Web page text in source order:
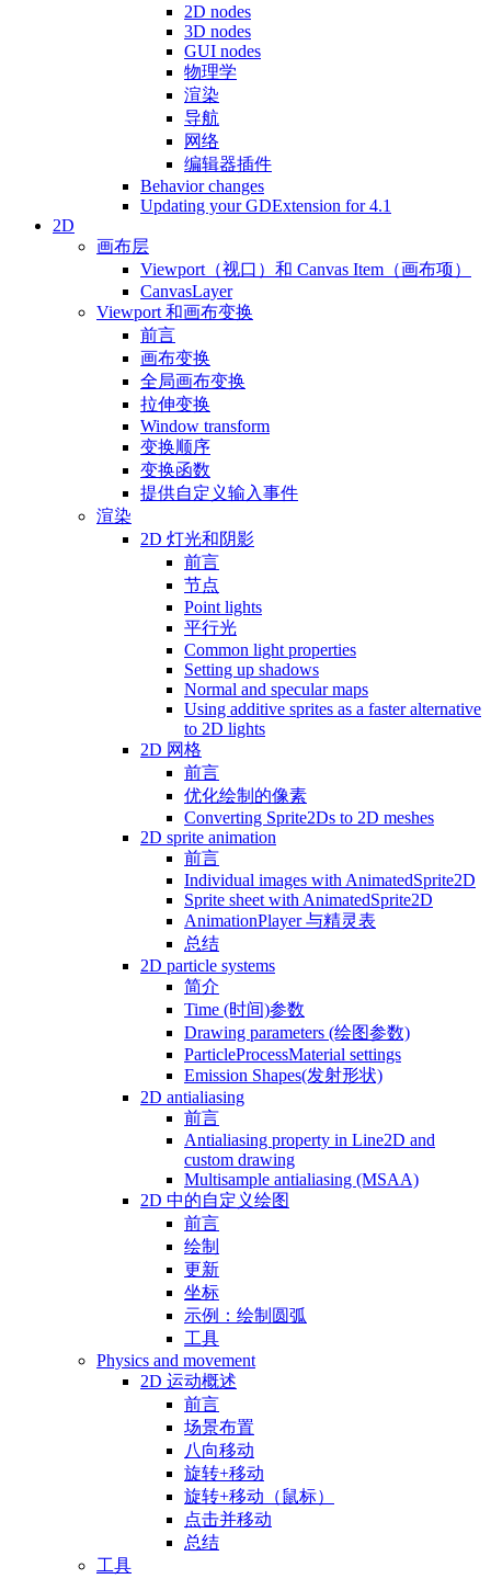
2D nodes
3D nodes
GUI nodes
物理学
渲染
导航
网络
编辑器插件
Behavior changes
Updating your GDExtension for 4.1
2D
画布层
Viewport（视口）和 Canvas Item（画布项）
CanvasLayer
Viewport 和画布变换
前言
画布变换
全局画布变换
拉伸变换
Window transform
变换顺序
变换函数
提供自定义输入事件
渲染
2D 灯光和阴影
前言
节点
Point lights
平行光
Common light properties
Setting up shadows
Normal and specular maps
Using additive sprites as a faster alternative
to 2D lights
2D 网格
前言
优化绘制的像素
Converting Sprite2Ds to 2D meshes
2D sprite animation
前言
Individual images with AnimatedSprite2D
Sprite sheet with AnimatedSprite2D
AnimationPlayer 与精灵表
总结
2D particle systems
简介
Time (时间)参数
Drawing parameters (绘图参数)
ParticleProcessMaterial settings
Emission Shapes(发射形状)
2D antialiasing
前言
Antialiasing property in Line2D and
custom drawing
Multisample antialiasing (MSAA)
2D 中的自定义绘图
前言
绘制
更新
坐标
示例：绘制圆弧
工具
Physics and movement
2D 运动概述
前言
场景布置
八向移动
旋转+移动
旋转+移动（鼠标）
点击并移动
总结
工具